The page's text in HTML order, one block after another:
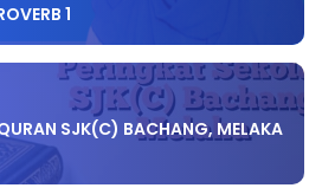
1
SJK(C) BACHANG, MELAKA